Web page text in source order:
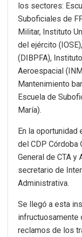
los sectores:
Suboficiales de
Militar, Instituto
del ejército
(DIBPFA),
Aeroespacial
Mantenimiento
Escuela de
María).
En la
del CDP Córdoba
General de CTA y
secretario de
Administrativa.
Se llegó a esta
infructuosamente
reclamos de los